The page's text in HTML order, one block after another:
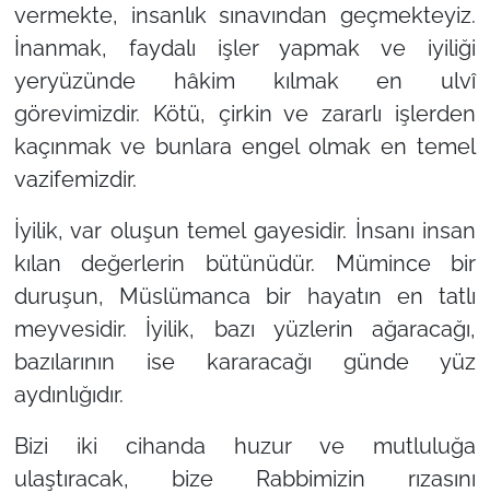
vermekte, insanlık sınavından geçmekteyiz.
İnanmak, faydalı işler yapmak ve iyiliği
yeryüzünde hâkim kılmak en ulvî
görevimizdir. Kötü, çirkin ve zararlı işlerden
kaçınmak ve bunlara engel olmak en temel
vazifemizdir.
İyilik, var oluşun temel gayesidir. İnsanı insan
kılan değerlerin bütünüdür. Mümince bir
duruşun, Müslümanca bir hayatın en tatlı
meyvesidir. İyilik, bazı yüzlerin ağaracağı,
bazılarının ise kararacağı günde yüz
aydınlığıdır.
Bizi iki cihanda huzur ve mutluluğa
ulaştıracak, bize Rabbimizin rızasını